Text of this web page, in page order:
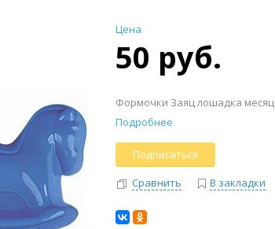
Цена
50 руб.
Формочки Заяц лошадка месяц
Подробнее
Подписаться
Сравнить
В закладки